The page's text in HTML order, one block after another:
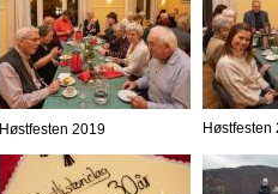
Høstfesten 2019 Høstfesten